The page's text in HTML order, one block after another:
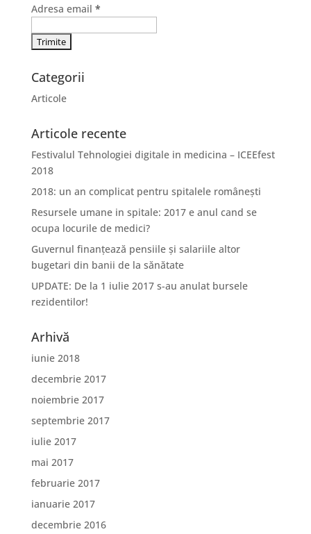
Adresa email *
Categorii
Articole
Articole recente
Festivalul Tehnologiei digitale in medicina – ICEEfest
2018
2018: un an complicat pentru spitalele românești
Resursele umane in spitale: 2017 e anul cand se
ocupa locurile de medici?
Guvernul finanțează pensiile și salariile altor
bugetari din banii de la sănătate
UPDATE: De la 1 iulie 2017 s-au anulat bursele
rezidentilor!
Arhivă
iunie 2018
decembrie 2017
noiembrie 2017
septembrie 2017
iulie 2017
mai 2017
februarie 2017
ianuarie 2017
decembrie 2016